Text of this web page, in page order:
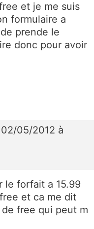
et je me suis
formulaire a
prende le
donc pour avoir
05/2012 à
le forfait a 15.99
et ca me dit
free qui peut m